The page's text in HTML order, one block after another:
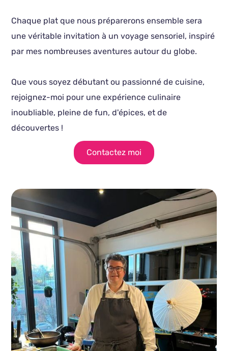
Chaque plat que nous préparerons ensemble sera
une véritable invitation à un voyage sensoriel, inspiré
par mes nombreuses aventures autour du globe.
Que vous soyez débutant ou passionné de cuisine,
rejoignez-moi pour une expérience culinaire
inoubliable, pleine de fun, d'épices, et de
découvertes !
Contactez moi